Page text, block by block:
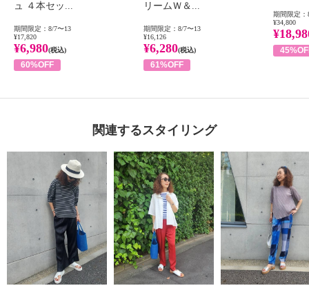
ュ ４本セッ...
期間限定：8/7〜13
¥17,820
¥6,980(税込)
60%OFF
リームＷ＆...
期間限定：8/7〜13
¥16,126
¥6,280(税込)
61%OFF
期間限定：
¥34,800
関連するスタイリング